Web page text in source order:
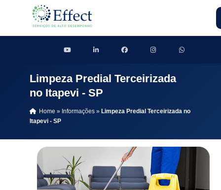
Limpeza Predial Terceirizada
no Itapevi - SP
Home » Informações » Limpeza Predial Terceirizada no
Itapevi - SP